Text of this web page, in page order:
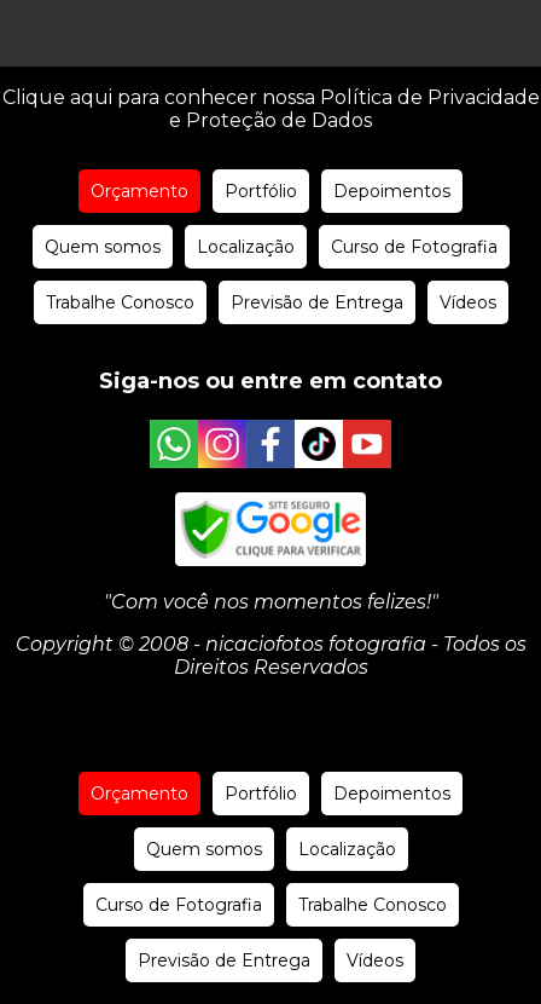
Clique aqui para conhecer nossa Política de Privacidade
e Proteção de Dados
Orçamento Portfólio Depoimentos
Quem somos Localização Curso de Fotografia
Trabalhe Conosco Previsão de Entrega Vídeos
Siga-nos ou entre em contato
"Com você nos momentos felizes!"
Copyright © 2008 - nicaciofotos fotografia - Todos os
Direitos Reservados
Orçamento Portfólio Depoimentos
Quem somos Localização
Curso de Fotografia Trabalhe Conosco
Previsão de Entrega Vídeos